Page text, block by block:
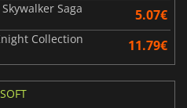
Saga 5.07€
Collection 11.79€